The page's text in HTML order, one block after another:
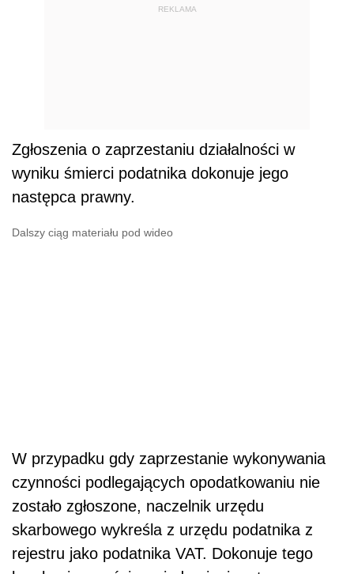
REKLAMA
Zgłoszenia o zaprzestaniu działalności w
wyniku śmierci podatnika dokonuje jego
następca prawny.
Dalszy ciąg materiału pod wideo
W przypadku gdy zaprzestanie wykonywania
czynności podlegających opodatkowaniu nie
zostało zgłoszone, naczelnik urzędu
skarbowego wykreśla z urzędu podatnika z
rejestru jako podatnika VAT. Dokonuje tego